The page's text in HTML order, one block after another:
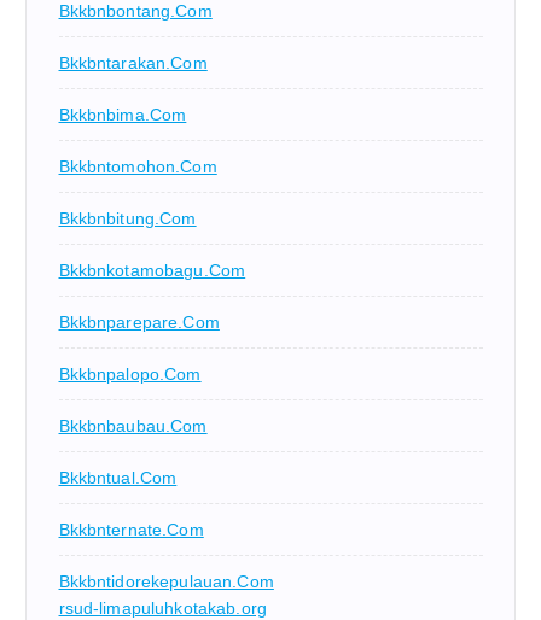
Bkkbnbontang.com
Bkkbntarakan.com
Bkkbnbima.com
Bkkbntomohon.com
Bkkbnbitung.com
Bkkbnkotamobagu.com
Bkkbnparepare.com
Bkkbnpalopo.com
Bkkbnbaubau.com
Bkkbntual.com
Bkkbnternate.com
Bkkbntidorekepulauan.com
rsud-limapuluhkotakab.org